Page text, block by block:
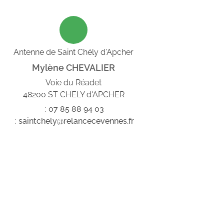
Antenne de Saint Chély d'Apcher
Mylène CHEVALIER
Voie du Réadet
48200 ST CHELY d'APCHER
: 07 85 88 94 03
: saintchely@relancecevennes.fr